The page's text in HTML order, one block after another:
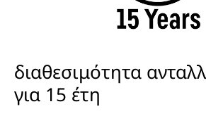
διαθεσιμότητα
για 15 έτη